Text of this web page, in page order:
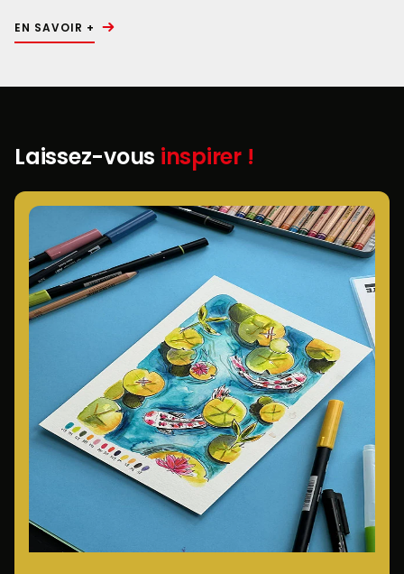
EN SAVOIR +
Laissez-vous inspirer !